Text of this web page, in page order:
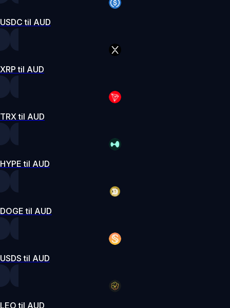
USDC til AUD
XRP til AUD
TRX til AUD
HYPE til AUD
DOGE til AUD
USDS til AUD
LEO til AUD